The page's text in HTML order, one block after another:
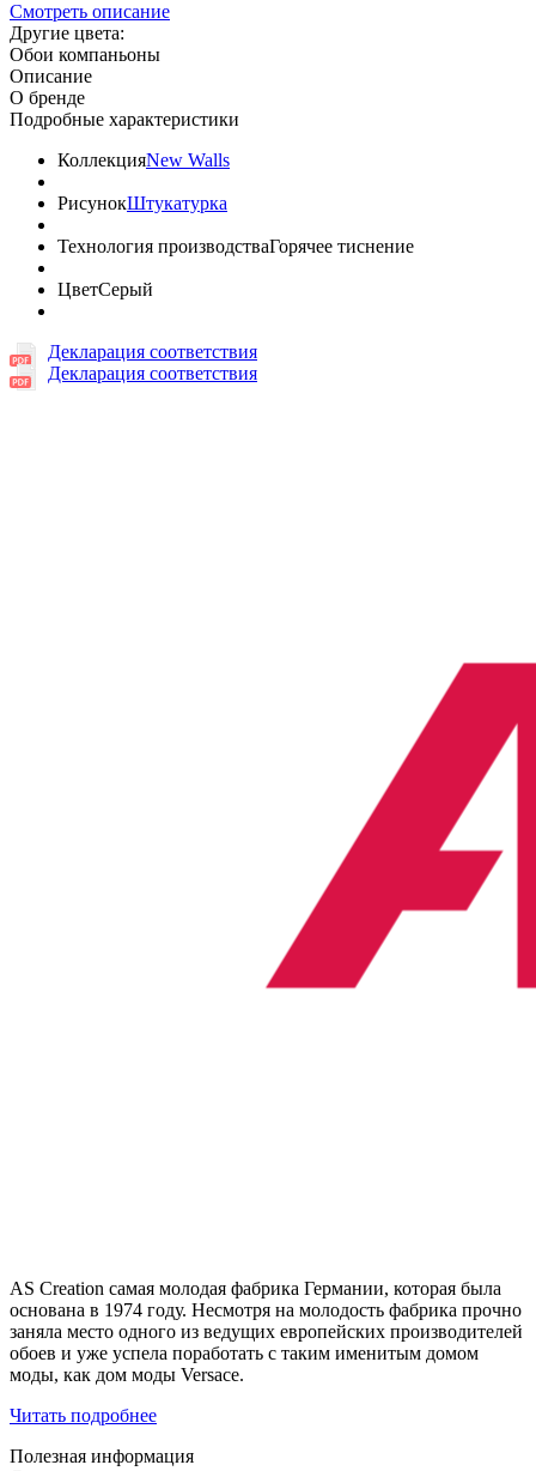
Смотреть описание
Другие цвета:
Обои компаньоны
Описание
О бренде
Подробные характеристики
КоллекцияNew Walls
РисунокШтукатурка
Технология производстваГорячее тиснение
ЦветСерый
Декларация соответствия
Декларация соответствия
AS Creation самая молодая фабрика Германии, которая была
основана в 1974 году. Несмотря на молодость фабрика прочно
заняла место одного из ведущих европейских производителей
обоев и уже успела поработать с таким именитым домом
моды, как дом моды Versace.
Читать подробнее
Полезная информация